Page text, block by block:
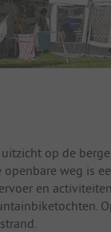
op de
weg is
en